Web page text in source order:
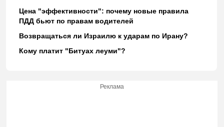
Цена "эффективности": почему новые правила
ПДД бьют по правам водителей
Возвращаться ли Израилю к ударам по Ирану?
Кому платит "Битуах леуми"?
Реклама